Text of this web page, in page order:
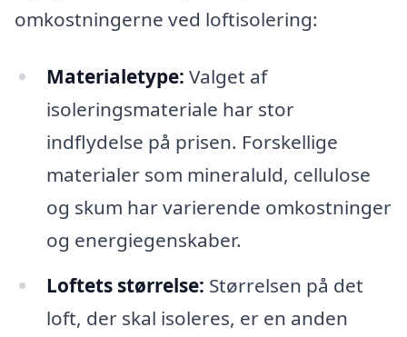
omkostningerne ved loftisolering:
Materialetype: Valget af
isoleringsmateriale har stor
indflydelse på prisen. Forskellige
materialer som mineraluld, cellulose
og skum har varierende omkostninger
og energiegenskaber.
Loftets størrelse: Størrelsen på det
loft, der skal isoleres, er en anden